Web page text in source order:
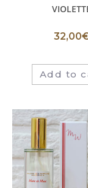
32,00
Add to